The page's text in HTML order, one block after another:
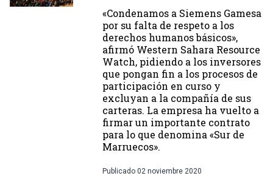
«Condenamos a Siemens Gamesa
por su falta de respeto a los
derechos humanos básicos»,
afirmó Western Sahara Resource
Watch, pidiendo a los inversores
que pongan fin a los procesos de
participación en curso y
excluyan a la compañía de sus
carteras. La empresa ha vuelto a
firmar un importante contrato
para lo que denomina «Sur de
Marruecos».
Publicado 02 noviembre 2020